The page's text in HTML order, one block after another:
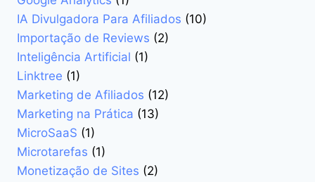
IA Divulgadora Para Afiliados (10)
Importação de Reviews (2)
Inteligência Artificial (1)
Linktree (1)
Marketing de Afiliados (12)
Marketing na Prática (13)
MicroSaaS (1)
Microtarefas (1)
Monetização de Sites (2)